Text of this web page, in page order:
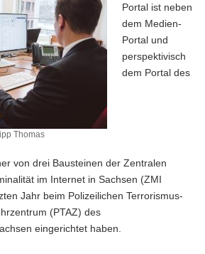
Thomas
Portal ist neben
dem Medien-
Portal und
perspektivisch
dem Portal des
von drei Bausteinen der Zentralen
im Internet in Sachsen (ZMI
Jahr beim Polizeilichen Terrorismus-
(PTAZ) des
eingerichtet haben.